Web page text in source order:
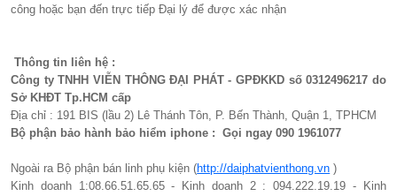
công hoặc bạn đến trực tiếp Đại lý để được xác nhận
Thông tin liên hệ :
Công ty TNHH VIỄN THÔNG ĐẠI PHÁT - GPĐKKD số 0312496217 do
Sở KHĐT Tp.HCM cấp
Địa chỉ : 191 BIS (lầu 2) Lê Thánh Tôn, P. Bến Thành, Quận 1, TPHCM
Bộ phận bảo hành bảo hiểm iphone : Gọi ngay 090 1961077​
Ngoài ra Bộ phận bán linh phụ kiện (http://daiphatvienthong.vn )
Kinh doanh 1:08.66.51.65.65 - Kinh doanh 2 : 094.222.19.19 - Kinh